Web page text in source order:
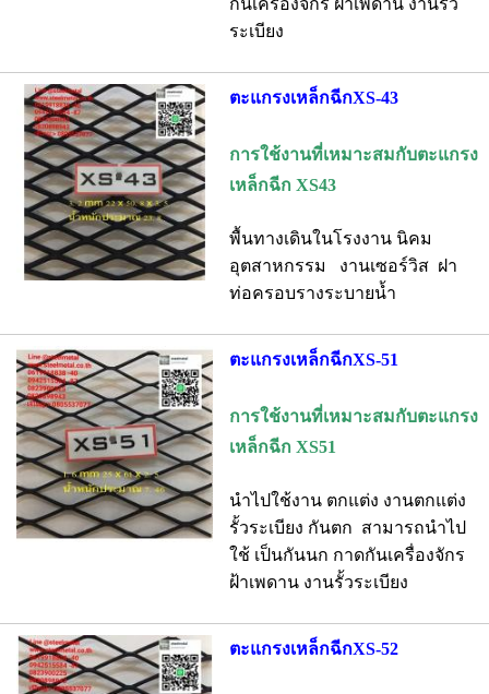
กันเครื่องจักร ฝ้าเพดาน งานรั้ว
ระเบียง
ตะแกรงเหล็กฉีกXS-43
การใช้งานที่เหมาะสมกับตะแกรง
เหล็กฉีก XS43
พื้นทางเดินในโรงงาน นิคม
อุตสาหกรรม งานเซอร์วิส ฝา
ท่อครอบรางระบายน้ำ
ตะแกรงเหล็กฉีกXS-51
การใช้งานที่เหมาะสมกับตะแกรง
เหล็กฉีก XS51
นำไปใช้งาน ตกแต่ง งานตกแต่ง
รั้วระเบียง กันตก สามารถนำไป
ใช้ เป็นกันนก กาดกันเครื่องจักร
ฝ้าเพดาน งานรั้วระเบียง
ตะแกรงเหล็กฉีกXS-52